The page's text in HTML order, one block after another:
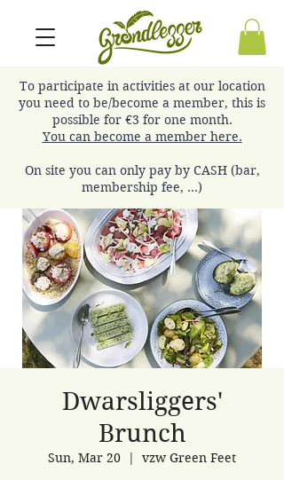
To participate in activities at our location
you need to be/become a member, this is
possible for €3 for one month.
You can become a member here.
On site you can only pay by CASH (bar,
membership fee, ...)
Dwarsliggers'
Brunch
Sun, Mar 20
  |
vzw Green Feet